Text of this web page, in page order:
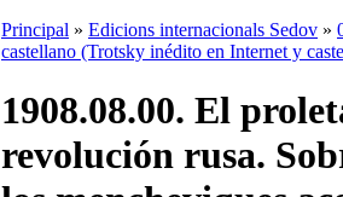
Principal » Edicions internacionals Sedov »
castellano (Trotsky inédito en Internet y
1908.08.00. El
revolución rusa.